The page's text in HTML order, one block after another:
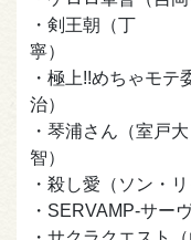
・剣王朝（丁
・極上!!めちゃモテ
治）
・琴浦さん（室戸大
・殺し愛（ソン・リ
・SERVAMP-サー